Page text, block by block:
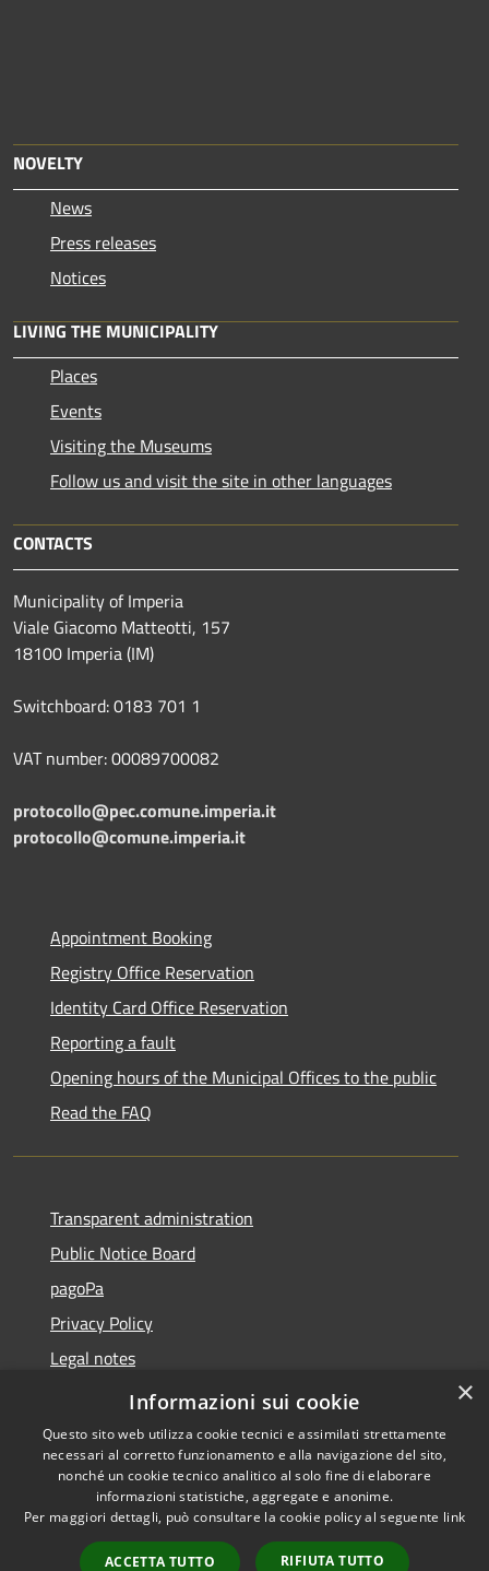
NOVELTY
News
Press releases
Notices
LIVING THE MUNICIPALITY
Places
Events
Visiting the Museums
Follow us and visit the site in other languages
CONTACTS
Municipality of Imperia
Viale Giacomo Matteotti, 157
18100 Imperia (IM)
Switchboard: 0183 701 1
VAT number: 00089700082
protocollo@pec.comune.imperia.it
protocollo@comune.imperia.it
Appointment Booking
Registry Office Reservation
Identity Card Office Reservation
Reporting a fault
Opening hours of the Municipal Offices to the public
Read the FAQ
Transparent administration
Public Notice Board
pagoPa
Privacy Policy
Legal notes
Accessibility Statement
Accessibility
Copyright © 2026 • Città di
Imperia • Powered by
Municipium•
Admin
×
Informazioni sui cookie
Questo sito web utilizza cookie tecnici e assimilati strettamente
necessari al corretto funzionamento e alla navigazione del sito,
nonché un cookie tecnico analitico al solo fine di elaborare
informazioni statistiche, aggregate e anonime.
Per maggiori dettagli, può consultare la cookie policy al seguente link
ACCETTA TUTTO RIFIUTA TUTTO